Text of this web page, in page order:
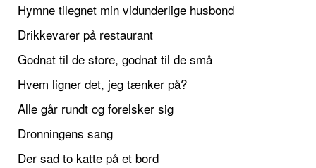
Hymne tilegnet min vidunderlige husbond
Drikkevarer på restaurant
Godnat til de store, godnat til de små
Hvem ligner det, jeg tænker på?
Alle går rundt og forelsker sig
Dronningens sang
Der sad to katte på et bord